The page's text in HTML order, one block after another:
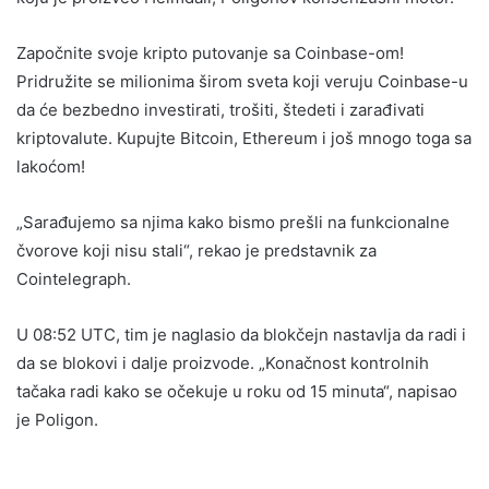
Započnite svoje kripto putovanje sa Coinbase-om!
Pridružite se milionima širom sveta koji veruju Coinbase-u
da će bezbedno investirati, trošiti, štedeti i zarađivati
kriptovalute. Kupujte Bitcoin, Ethereum i još mnogo toga sa
lakoćom!
„Sarađujemo sa njima kako bismo prešli na funkcionalne
čvorove koji nisu stali“, rekao je predstavnik za
Cointelegraph.
U 08:52 UTC, tim je naglasio da blokčejn nastavlja da radi i
da se blokovi i dalje proizvode. „Konačnost kontrolnih
tačaka radi kako se očekuje u roku od 15 minuta“, napisao
je Poligon.